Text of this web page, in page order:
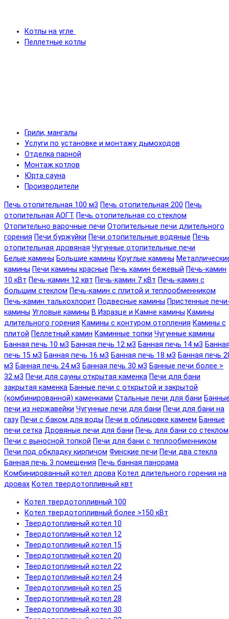
Котлы на угле
Пеллетные котлы
Грили, мангалы
Услуги по установке и монтажу дымоходов
Отделка парной
Монтаж котлов
Юрта сауна
Производители
Печь отопительная 100 м3 Печь отопительная 200 Печь
отопительная АОГТ Печь отопительная со стеклом
Отопительно варочные печи Отопительные печи длительного
горения Печи буржуйки Печи отопительные водяные Печь
отопительная дровяная Чугунные отопительные печи
Белые камины Большие камины Круглые камины
камины Печи камины красные Печь камин бежевый Печь-камин
10 кВт Печь-камин 12 квт Печь-камин 7 кВт Печь-камин с
большим стеклом Печь-камин с плитой и теплообменником
Печь-камин талькохлорит Подвесные камины Пристенные
камины Угловые камины В Изразце и Камне камины Камины
длительного горения Камины с контуром отопления Камины с
плитой Пеллетный камин Каминные топки Чугунные камины
Банная печь 10 м3 Банная печь 12 м3 Банная печь 14 м3
печь 15 м3 Банная печь 16 м3 Банная печь 18 м3 Банная печь
м3 Банная печь 24 м3 Банная печь 30 м3 Банные печи более >
32 м3 Печи для сауны открытая каменка Печи для бани
закрытая каменка Банные печи с открытой и закрытой
(комбинированной) каменками Стальные печи для бани
печи из нержавейки Чугунные печи для бани Печи для бани на
газу Печи с баком для воды Печи в облицовке камнем Банные
печи сетка Дровяные печи для бани Печь для бани со стеклом
Печи с выносной топкой Печи для бани с теплообменником
Печи под обкладку кирпичом Финские печи Печи два стекла
Банная печь 3 помещения Печь банная панорама
Комбинированный котел дрова Котел длительного горения на
дровах Котел твердотопливный квт
Котел твердотопливный 100
Котел твердотопливный более >150 кВт
Твердотопливный котел 10
Твердотопливный котел 12
Твердотопливный котел 15
Твердотопливный котел 20
Твердотопливный котел 22
Твердотопливный котел 24
Твердотопливный котел 25
Твердотопливный котел 28
Твердотопливный котел 30